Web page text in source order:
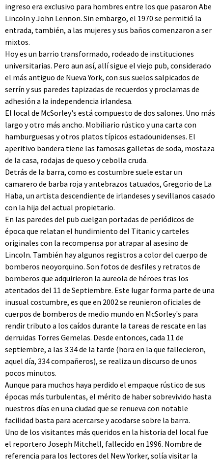
ingreso era exclusivo para hombres entre los que pasaron Abe
Lincoln y John Lennon. Sin embargo, el 1970 se permitió la
entrada, también, a las mujeres y sus baños comenzaron a ser
mixtos.
Hoy es un barrio transformado, rodeado de instituciones
universitarias. Pero aun así, allí sigue el viejo pub, considerado
el más antiguo de Nueva York, con sus suelos salpicados de
serrín y sus paredes tapizadas de recuerdos y proclamas de
adhesión a la independencia irlandesa.
El local de McSorley's está compuesto de dos salones. Uno más
largo y otro más ancho. Mobiliario rústico y una carta con
hamburguesas y otros platos típicos estadounidenses. El
aperitivo bandera tiene las famosas galletas de soda, mostaza
de la casa, rodajas de queso y cebolla cruda.
Detrás de la barra, como es costumbre suele estar un
camarero de barba roja y antebrazos tatuados, Gregorio de La
Haba, un artista descendiente de irlandeses y sevillanos casado
con la hija del actual propietario.
En las paredes del pub cuelgan portadas de periódicos de
época que relatan el hundimiento del Titanic y carteles
originales con la recompensa por atrapar al asesino de
Lincoln. También hay algunos registros a color del cuerpo de
bomberos neoyorquino. Son fotos de desfiles y retratos de
bomberos que adquirieron la aureola de héroes tras los
atentados del 11 de Septiembre. Este lugar forma parte de una
inusual costumbre, es que en 2002 se reunieron oficiales de
cuerpos de bomberos de medio mundo en McSorley's para
rendir tributo a los caídos durante la tareas de rescate en las
derruidas Torres Gemelas. Desde entonces, cada 11 de
septiembre, a las 3.34 de la tarde (hora en la que fallecieron,
aquel día, 334 compañeros), se realiza un discurso de unos
pocos minutos.
Aunque para muchos haya perdido el empaque rústico de sus
épocas más turbulentas, el mérito de haber sobrevivido hasta
nuestros días en una ciudad que se renueva con notable
facilidad basta para acercarse y acodarse sobre la barra.
Uno de los visitantes más queridos en la historia del local fue
el reportero Joseph Mitchell, fallecido en 1996. Nombre de
referencia para los lectores del New Yorker, solía visitar la